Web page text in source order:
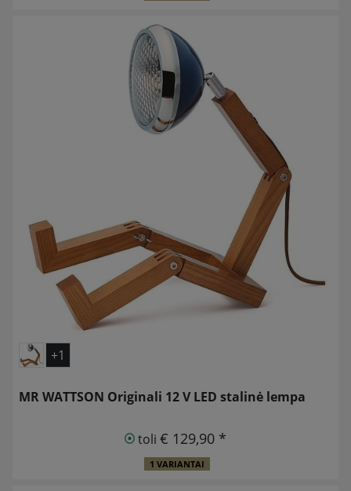
+1
MR WATTSON Originali 12 V LED stalinė lempa
toli€ 129,90 *
1 VARIANTAI